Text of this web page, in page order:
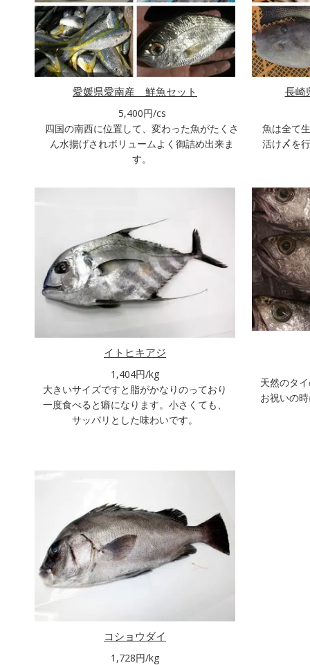
愛媛県愛南産 鮮魚セット
5,400円/cs
四国の南西に位置して、変わった魚がたくさ
ん水揚げされボリュームよく御詰め出来ま
す。
長崎
魚は全て
活け〆を
イトヒキアジ
1,404円/kg
大きいサイズですと脂がかなりのっており
一度食べると癖になります。小さくても、
サッパリとした味わいです。
天然のタ
お祝いの
コショウダイ
1,728円/kg